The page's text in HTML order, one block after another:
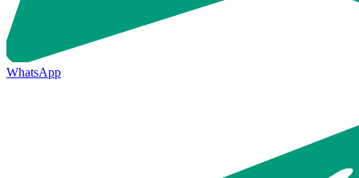
WhatsApp